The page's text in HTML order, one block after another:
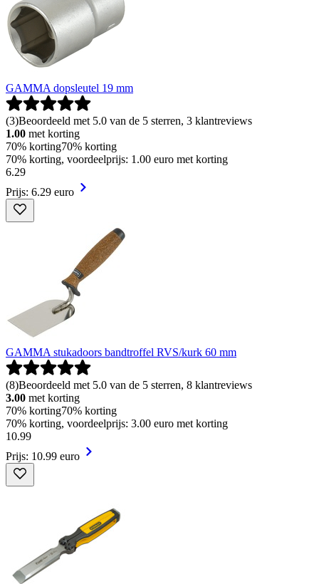
GAMMA dopsleutel 19 mm
(3)Beoordeeld met 5.0 van de 5 sterren, 3 klantreviews
1.00 met korting
70% korting70% korting
70% korting, voordeelprijs: 1.00 euro met korting
6.29
Prijs: 6.29 euro
GAMMA stukadoors bandtroffel RVS/kurk 60 mm
(8)Beoordeeld met 5.0 van de 5 sterren, 8 klantreviews
3.00 met korting
70% korting70% korting
70% korting, voordeelprijs: 3.00 euro met korting
10.99
Prijs: 10.99 euro